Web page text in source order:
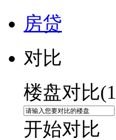
房贷
对比
楼盘对比(1
开始对比